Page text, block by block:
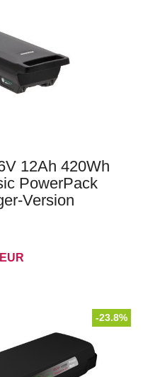
12Ah 420Wh
PowerPack
Version
-23.8%